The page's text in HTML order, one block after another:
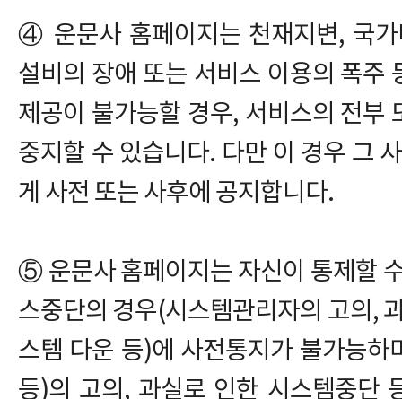
④ 운문사 홈페이지는 천재지변, 국
설비의 장애 또는 서비스 이용의 폭주
제공이 불가능할 경우, 서비스의 전부
중지할 수 있습니다. 다만 이 경우 그
게 사전 또는 사후에 공지합니다.
⑤ 운문사 홈페이지는 자신이 통제할
스중단의 경우(시스템관리자의 고의,
스템 다운 등)에 사전통지가 불가능하
등)의 고의, 과실로 인한 시스템중단